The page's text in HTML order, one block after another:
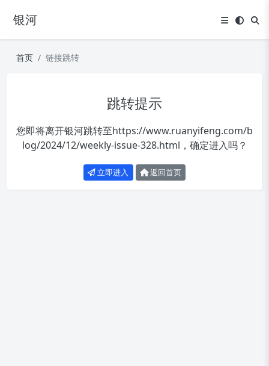
银河
首页 链接跳转
跳转提示
您即将离开银河跳转至https://www.ruanyifeng.com/b
log/2024/12/weekly-issue-328.html ，确定进入吗？
立即进入 返回首页